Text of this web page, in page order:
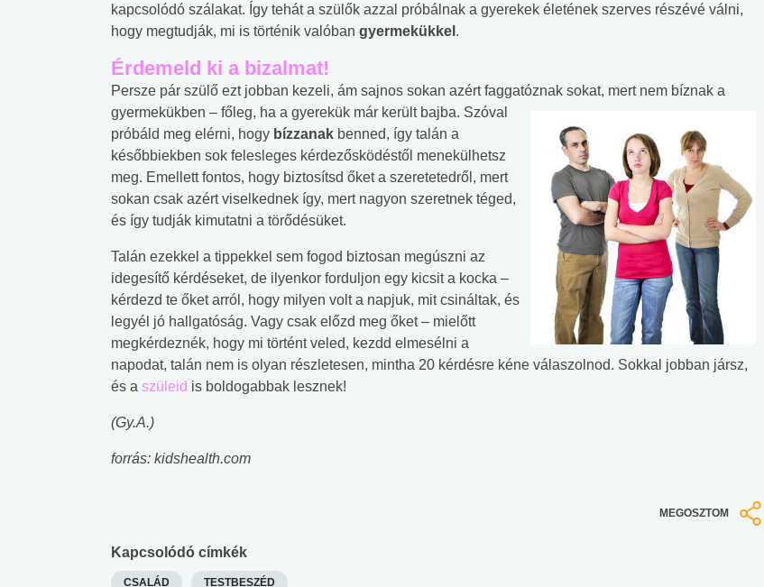
kapcsolódó szálakat. Így tehát a szülők azzal próbálnak a gyerekek életének szerves részévé válni,
hogy megtudják, mi is történik valóban gyermekükkel .
Érdemeld ki a bizalmat!
Persze pár szülő ezt jobban kezeli, ám sajnos sokan azért faggatóznak sokat, mert nem bíznak a
gyermekükben – főleg, ha a gyerekük már került bajba. Szóval
próbáld meg elérni, hogy bízzanak benned, így talán a
későbbiekben sok felesleges kérdezősködéstől menekülhetsz
meg. Emellett fontos, hogy biztosítsd őket a szeretetedről, mert
sokan csak azért viselkednek így, mert nagyon szeretnek téged,
és így tudják kimutatni a törődésüket.
Talán ezekkel a tippekkel sem fogod biztosan megúszni az
idegesítő kérdéseket, de ilyenkor forduljon egy kicsit a kocka –
kérdezd te őket arról, hogy milyen volt a napjuk, mit csináltak, és
legyél jó hallgatóság. Vagy csak előzd meg őket – mielőtt
megkérdeznék, hogy mi történt veled, kezdd elmesélni a
napodat, talán nem is olyan részletesen, mintha 20 kérdésre kéne válaszolnod. Sokkal jobban jársz,
és a szüleid is boldogabbak lesznek!
(Gy.A.)
forrás: kidshealth.com
MEGOSZTOM
Kapcsolódó címkék
CSALÁD TESTBESZÉD